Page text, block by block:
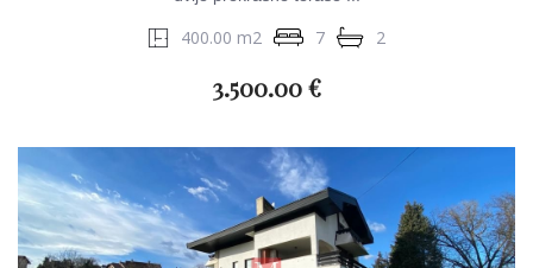
400.00 m2 7 2
3.500.00 €